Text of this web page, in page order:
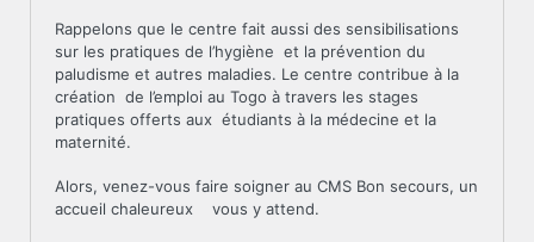
Rappelons que le centre fait aussi des sensibilisations
sur les pratiques de l’hygiène et la prévention du
paludisme et autres maladies. Le centre contribue à la
création de l’emploi au Togo à travers les stages
pratiques offerts aux étudiants à la médecine et la
maternité.
Alors, venez-vous faire soigner au CMS Bon secours, un
accueil chaleureux vous y attend.